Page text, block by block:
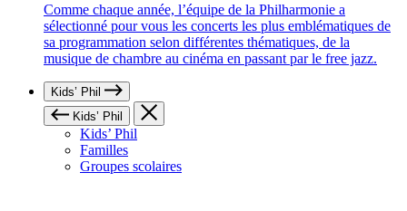
Comme chaque année, l’équipe de la Philharmonie a
sélectionné pour vous les concerts les plus emblématiques de
sa programmation selon différentes thématiques, de la
musique de chambre au cinéma en passant par le free jazz.
Kids’ Phil
Kids’ Phil
Kids’ Phil
Familles
Groupes scolaires